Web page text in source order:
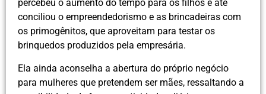
percebeu o aumento do tempo para os filhos e até
conciliou o empreendedorismo e as brincadeiras com
os primogênitos, que aproveitam para testar os
brinquedos produzidos pela empresária.
Ela ainda aconselha a abertura do próprio negócio
para mulheres que pretendem ser mães, ressaltando a